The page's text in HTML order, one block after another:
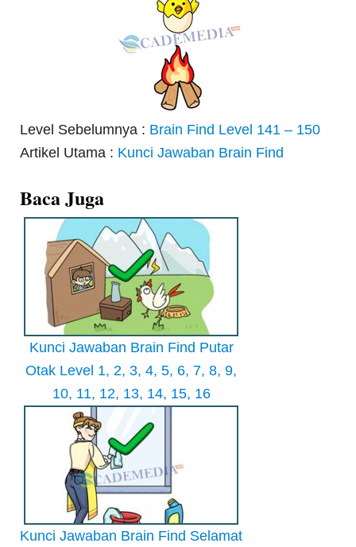
Level Sebelumnya : Brain Find Level 141 – 150
Artikel Utama : Kunci Jawaban Brain Find
Baca Juga
Kunci Jawaban Brain Find Putar
Otak Level 1, 2, 3, 4, 5, 6, 7, 8, 9,
10, 11, 12, 13, 14, 15, 16
Kunci Jawaban Brain Find Selamat